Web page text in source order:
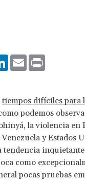
LinkedIn
Email
tiempos difíciles para
podemos
la violencia en
y Estados
tendencia
como
pocas pruebas